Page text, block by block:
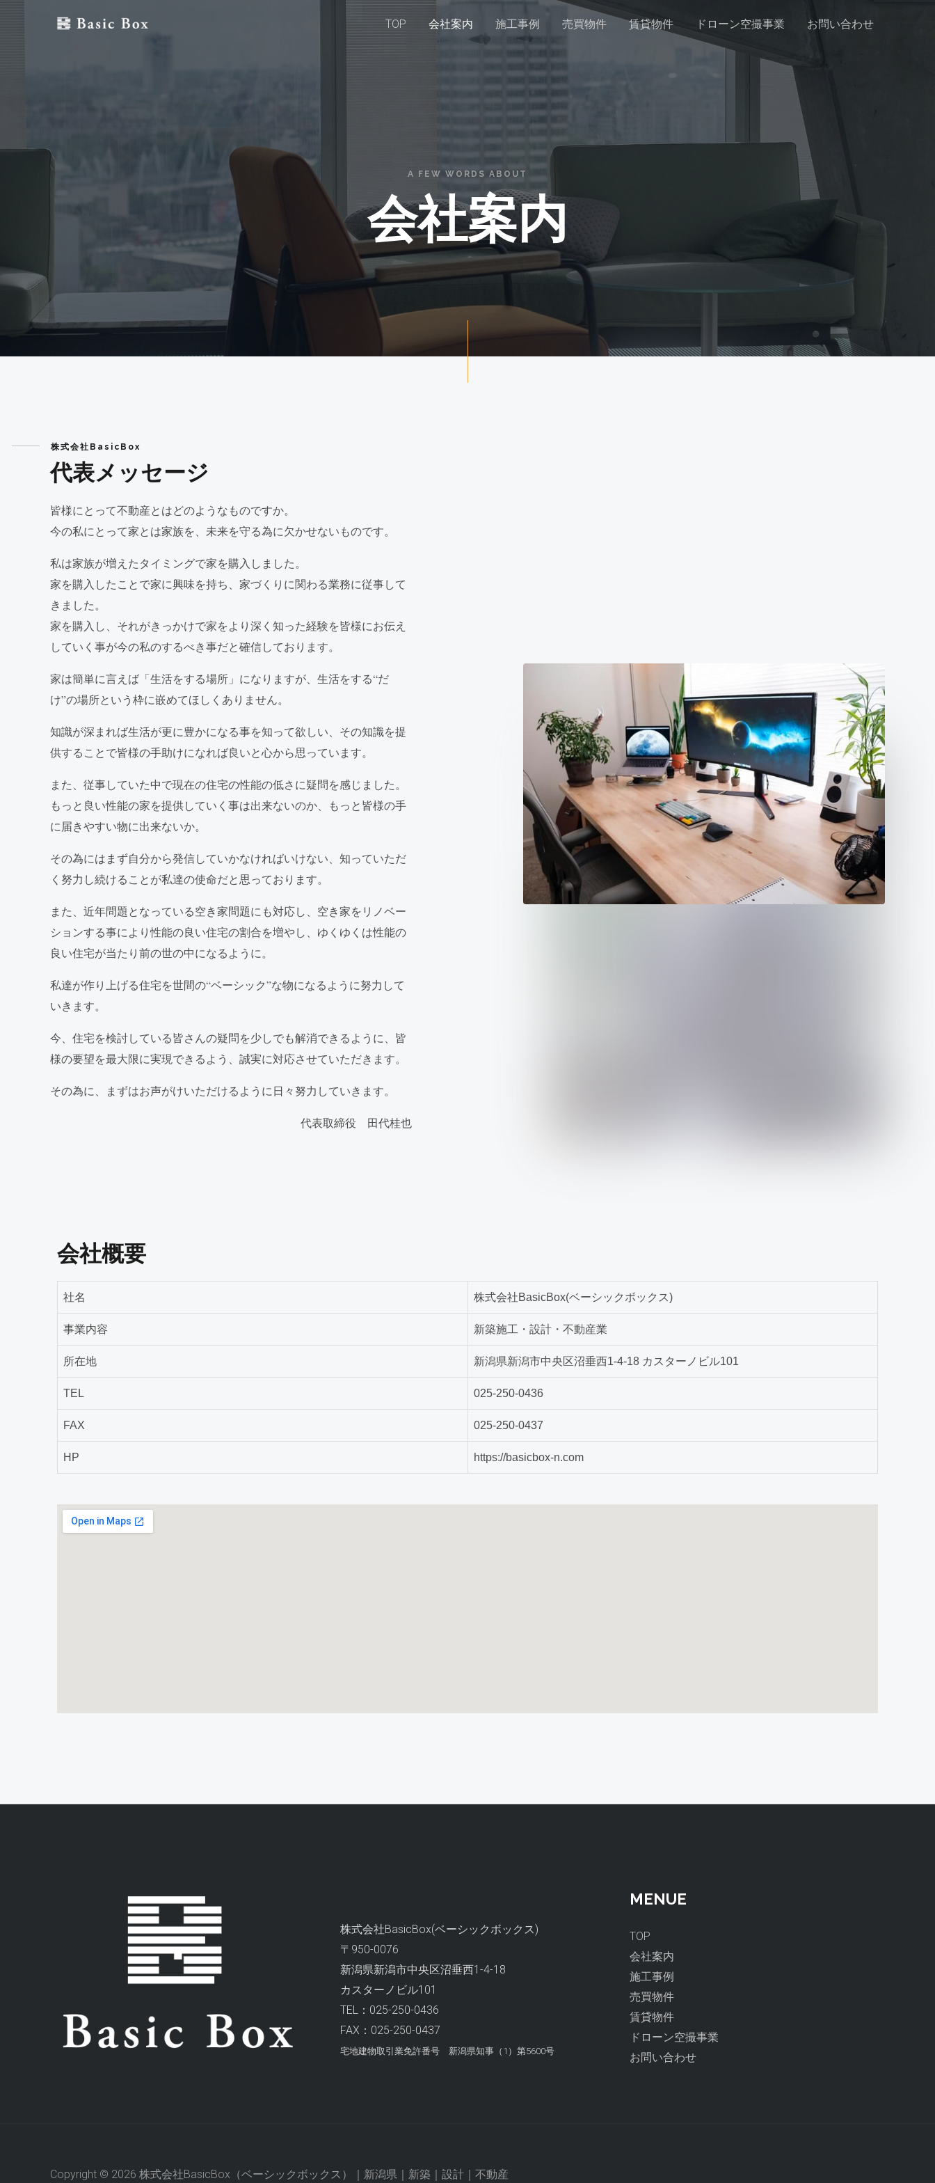
TOP 会社案内 施工事例 売買物件 賃貸物件 ドローン空撮事業 お問い合わせ
A FEW WORDS ABOUT
会社案内
株式会社BasicBox
代表メッセージ
皆様にとって不動産とはどのようなものですか。
今の私にとって家とは家族を、未来を守る為に欠かせないものです。
私は家族が増えたタイミングで家を購入しました。
家を購入したことで家に興味を持ち、家づくりに関わる業務に従事して
きました。
家を購入し、それがきっかけで家をより深く知った経験を皆様にお伝え
していく事が今の私のするべき事だと確信しております。
家は簡単に言えば「生活をする場所」になりますが、 生活をする“だ
け”の場所という枠に嵌めてほしくありません。
知識が深まれば生活が更に豊かになる事を知って欲しい、 その知識を提
供することで皆様の手助けになれば良いと心から思っています。
また、従事していた中で現在の住宅の性能の低さに疑問を感じました。
もっと良い性能の家を提供していく事は出来ないのか、
もっと皆様の手
に届きやすい物に出来ないか。
その為にはまず自分から発信していかなければいけない、 知っていただ
く努力し続けることが私達の使命だと思っております。
また、近年問題となっている空き家問題にも対応し、 空き家をリノベー
ションする事により性能の良い住宅の割合を増やし、 ゆくゆくは性能の
良い住宅が当たり前の世の中になるように。
私達が作り上げる住宅を世間の“ベーシック”な物になるように努力して
いきます。
今、住宅を検討している皆さんの疑問を少しでも解消できるように、 皆
様の要望を最大限に実現できるよう、誠実に対応させていただきます。
その為に、まずはお声がけいただけるように日々努力していきます。
代表取締役 田代桂也
会社概要
社名 株式会社BasicBox(ベーシックボックス)
事業内容 新築施工・設計・不動産業
所在地 新潟県新潟市中央区沼垂西1-4-18 カスターノビル101
TEL 025-250-0436
FAX 025-250-0437
HP https://basicbox-n.com
株式会社BasicBox(ベーシックボックス)
〒950-0076
新潟県新潟市中央区沼垂西1-4-18
カスターノビル101
TEL：025-250-0436
FAX：025-250-0437
宅地建物取引業免許番号 新潟県知事（1）第5600号
MENUE
TOP
会社案内
施工事例
売買物件
賃貸物件
ドローン空撮事業
お問い合わせ
Copyright © 2026 株式会社BasicBox（ベーシックボックス）｜新潟県｜新築｜設計｜不動産